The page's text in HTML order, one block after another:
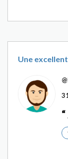
Une